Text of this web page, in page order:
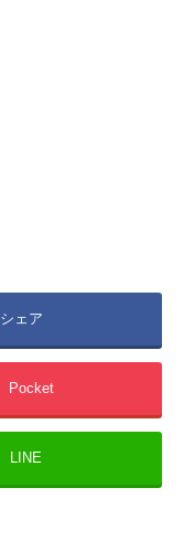
シェア
Pocket
LINE